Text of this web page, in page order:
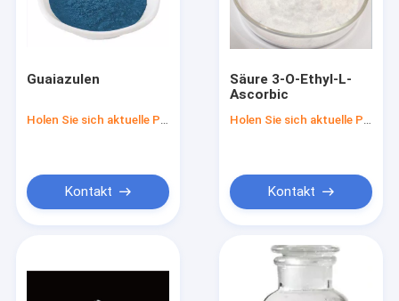
Produkte
Guaiazulen
Holen Sie sich aktuelle Preis
Kontakt
Säure 3-O-Ethyl-L-
Ascorbic
Holen Sie sich aktuelle Preis
Kontakt